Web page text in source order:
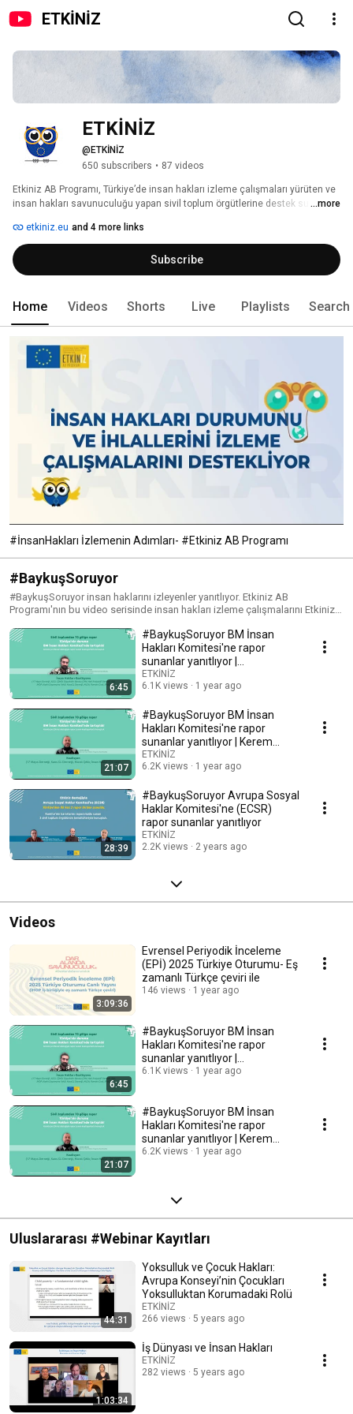
ETKİNİZ
ETKİNİZ
@ETKİNİZ
650 subscribers • 87 videos
Etkiniz AB Programı, Türkiye’de insan hakları izleme çalışmaları yürüten ve
insan hakları savunuculuğu yapan sivil toplum örgütlerine destek sunuyor.
...more
etkiniz.eu and 4 more links
Subscribe
Home Videos Shorts Live Playlists Search
#İnsanHakları İzlemenin Adımları- #Etkiniz AB Programı
#BaykuşSoruyor
#BaykuşSoruyor insan haklarını izleyenler yanıtlıyor. Etkiniz AB
Programı'nın bu video serisinde insan hakları izleme çalışmalarını Etkiniz
sivil toplumun sesini dinlemek ve insan haklarının gelişimini izlemek için
#BaykuşSoruyor etiketini takip edin.
6:45
#BaykuşSoruyor BM İnsan
Hakları Komitesi'ne rapor
sunanlar yanıtlıyor |
Muhammed Ünsal, MLSA
ETKİNİZ
6.1K views
1 year ago
21:07
#BaykuşSoruyor BM İnsan
Hakları Komitesi'ne rapor
sunanlar yanıtlıyor | Kerem
Dikmen, Kaos GL
ETKİNİZ
6.2K views
1 year ago
28:39
#BaykuşSoruyor Avrupa Sosyal
Haklar Komitesi'ne (ECSR)
rapor sunanlar yanıtlıyor
ETKİNİZ
2.2K views
2 years ago
Videos
3:09:36
Evrensel Periyodik İnceleme
(EPİ) 2025 Türkiye Oturumu- Eş
zamanlı Türkçe çeviri ile
146 views 1 year ago
6:45
#BaykuşSoruyor BM İnsan
Hakları Komitesi'ne rapor
sunanlar yanıtlıyor |
Muhammed Ünsal, MLSA
6.1K views 1 year ago
21:07
#BaykuşSoruyor BM İnsan
Hakları Komitesi'ne rapor
sunanlar yanıtlıyor | Kerem
Dikmen, Kaos GL
6.2K views 1 year ago
Uluslararası #Webinar Kayıtları
44:31
Yoksulluk ve Çocuk Hakları:
Avrupa Konseyi’nin Çocukları
Yoksulluktan Korumadaki Rolü
ETKİNİZ
266 views
5 years ago
1:03:34
İş Dünyası ve İnsan Hakları
ETKİNİZ
282 views
5 years ago